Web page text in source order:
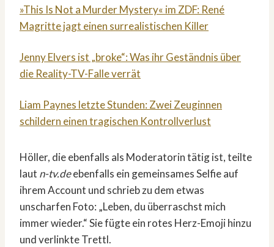
»This Is Not a Murder Mystery« im ZDF: René
Magritte jagt einen surrealistischen Killer
Jenny Elvers ist „broke“: Was ihr Geständnis über
die Reality-TV-Falle verrät
Liam Paynes letzte Stunden: Zwei Zeuginnen
schildern einen tragischen Kontrollverlust
Höller, die ebenfalls als Moderatorin tätig ist, teilte
laut n-tv.deebenfalls ein gemeinsames Selfie auf
ihrem Account und schrieb zu dem etwas
unscharfen Foto: „Leben, du überraschst mich
immer wieder.“ Sie fügte ein rotes Herz-Emoji hinzu
und verlinkte Trettl.